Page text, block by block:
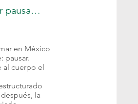
pausa…
en México
pausar.
al cuerpo el
la